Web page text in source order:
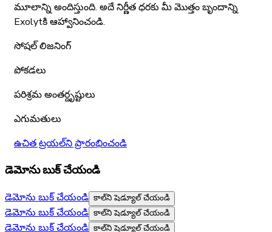
మూలాన్ని అందిస్తుంది. అదే నిర్ణీత ధరకు మీ మొత్తం బృందాన్ని
Exolytకి ఆహ్వానించండి.
సోషల్ లిజనింగ్
పోకడలు
పరిశ్రమ అంతర్దృష్టులు
ఎగుమతులు
ఉచిత ట్రయల్‌ని ప్రారంభించండి
డెమోను బుక్ చేయండి
డెమోను బుక్ చేయండి కాల్‌ని షెడ్యూల్ చేయండి
డెమోను బుక్ చేయండి కాల్‌ని షెడ్యూల్ చేయండి
డెమోను బుక్ చేయండి కాల్‌ని షెడ్యూల్ చేయండి